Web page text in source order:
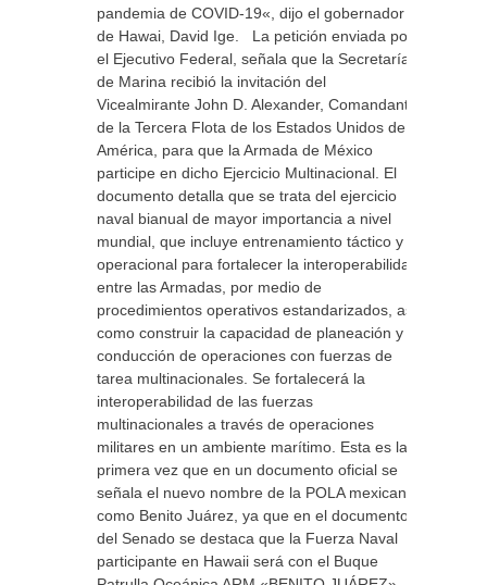
pandemia de COVID-19«, dijo el gobernador
de Hawai, David Ige. La petición enviada por
el Ejecutivo Federal, señala que la Secretaría
de Marina recibió la invitación del
Vicealmirante John D. Alexander, Comandante
de la Tercera Flota de los Estados Unidos de
América, para que la Armada de México
participe en dicho Ejercicio Multinacional. El
documento detalla que se trata del ejercicio
naval bianual de mayor importancia a nivel
mundial, que incluye entrenamiento táctico y
operacional para fortalecer la interoperabilidad
entre las Armadas, por medio de
procedimientos operativos estandarizados, así
como construir la capacidad de planeación y
conducción de operaciones con fuerzas de
tarea multinacionales. Se fortalecerá la
interoperabilidad de las fuerzas
multinacionales a través de operaciones
militares en un ambiente marítimo. Esta es la
primera vez que en un documento oficial se
señala el nuevo nombre de la POLA mexicana
como Benito Juárez, ya que en el documento
del Senado se destaca que la Fuerza Naval
participante en Hawaii será con el Buque